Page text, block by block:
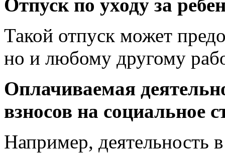
Отпуск по уходу за
Такой отпуск может
но и любому другому
Оплачиваемая
взносов на социальное
Например, деятельность